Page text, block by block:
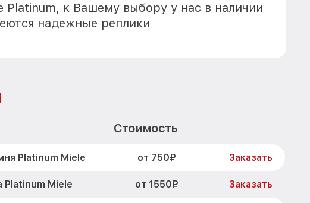
к Вашему выбору у нас в наличии
надежные реплики
Стоимость
Platinum Miele от 750₽ Заказать
Platinum Miele от 1550₽ Заказать